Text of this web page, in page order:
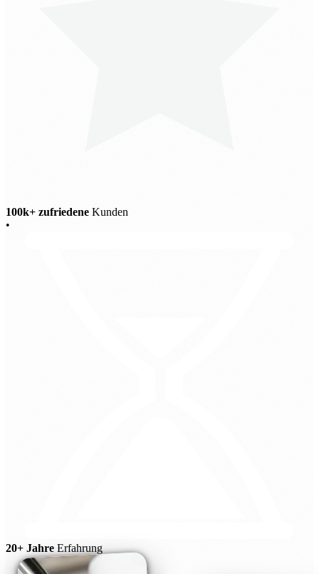
100k+ zufriedene Kunden
•
20+ Jahre Erfahrung